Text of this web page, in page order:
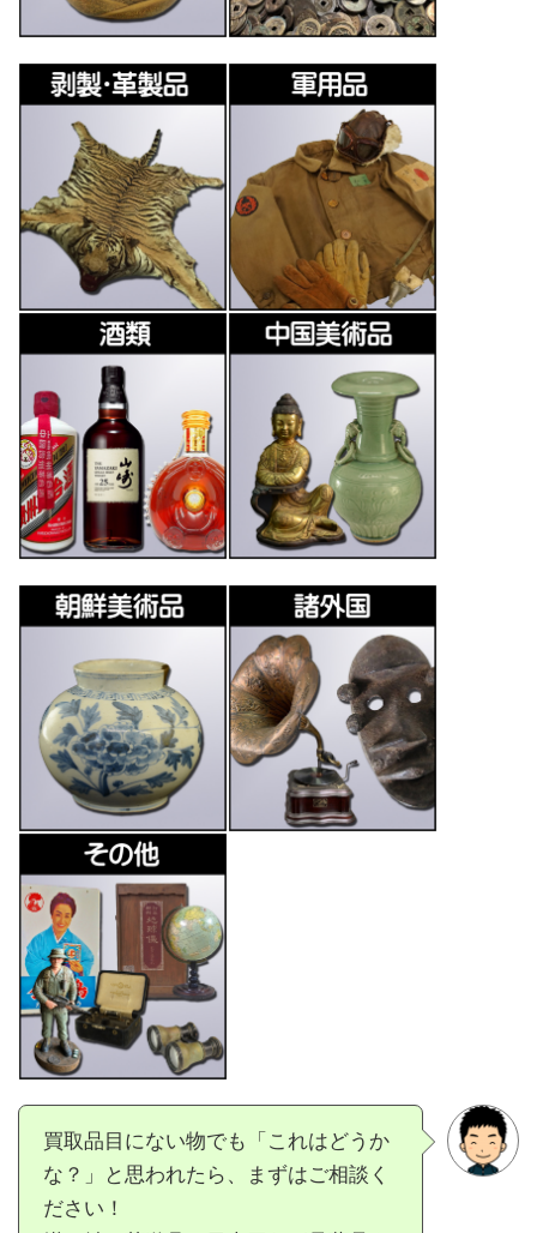
買取品目にない物でも「これはどうか
な？」と思われたら、まずはご相談く
ださい！